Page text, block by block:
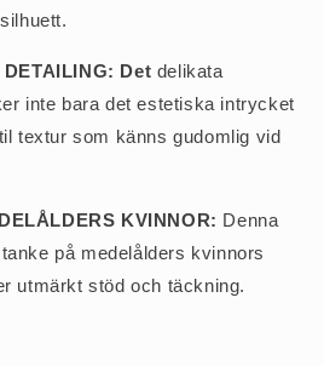
Det delikata
inte bara det estetiska intrycket
textur som känns gudomlig vid
KVINNOR: Denna
på medelålders kvinnors
utmärkt stöd och täckning.